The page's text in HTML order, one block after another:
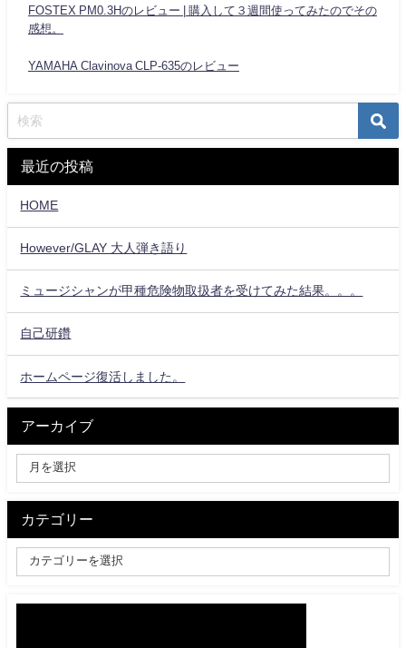
FOSTEX PM0.3Hのレビュー | 購入して３週間使ってみたのでその
感想。
YAMAHA Clavinova CLP-635のレビュー
最近の投稿
HOME
However/GLAY 大人弾き語り
ミュージシャンが甲種危険物取扱者を受けてみた結果。。。
自己研鑽
ホームページ復活しました。
アーカイブ
カテゴリー